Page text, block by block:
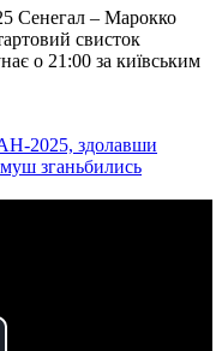
Сенегал – Марокко
свисток
о 21:00 за київським
2025, здолавши
зганьбились